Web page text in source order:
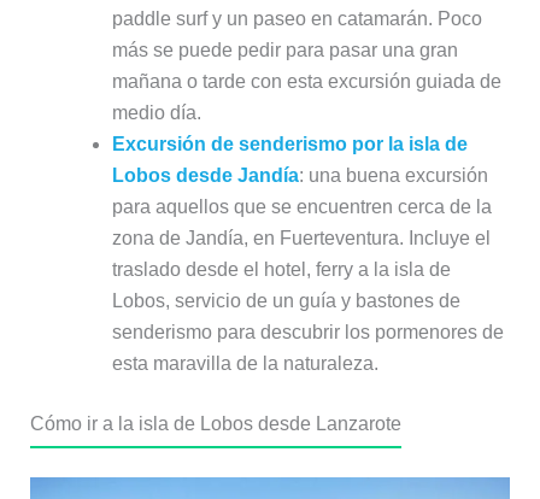
paddle surf y un paseo en catamarán. Poco
más se puede pedir para pasar una gran
mañana o tarde con esta excursión guiada de
medio día.
Excursión de senderismo por la isla de
Lobos desde Jandía: una buena excursión
para aquellos que se encuentren cerca de la
zona de Jandía, en Fuerteventura. Incluye el
traslado desde el hotel, ferry a la isla de
Lobos, servicio de un guía y bastones de
senderismo para descubrir los pormenores de
esta maravilla de la naturaleza.
Cómo ir a la isla de Lobos desde Lanzarote